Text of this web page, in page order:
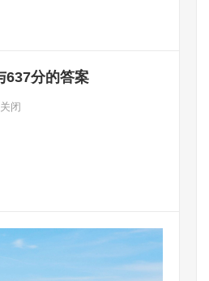
637分的答案
闭